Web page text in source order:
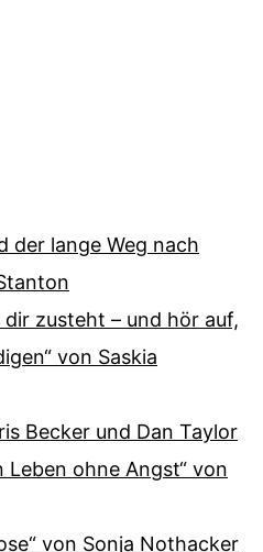
der lange Weg nach
zusteht – und hör auf,
von Saskia
Becker und Dan Taylor
Leben ohne Angst“ von
von Sonja Nothacker